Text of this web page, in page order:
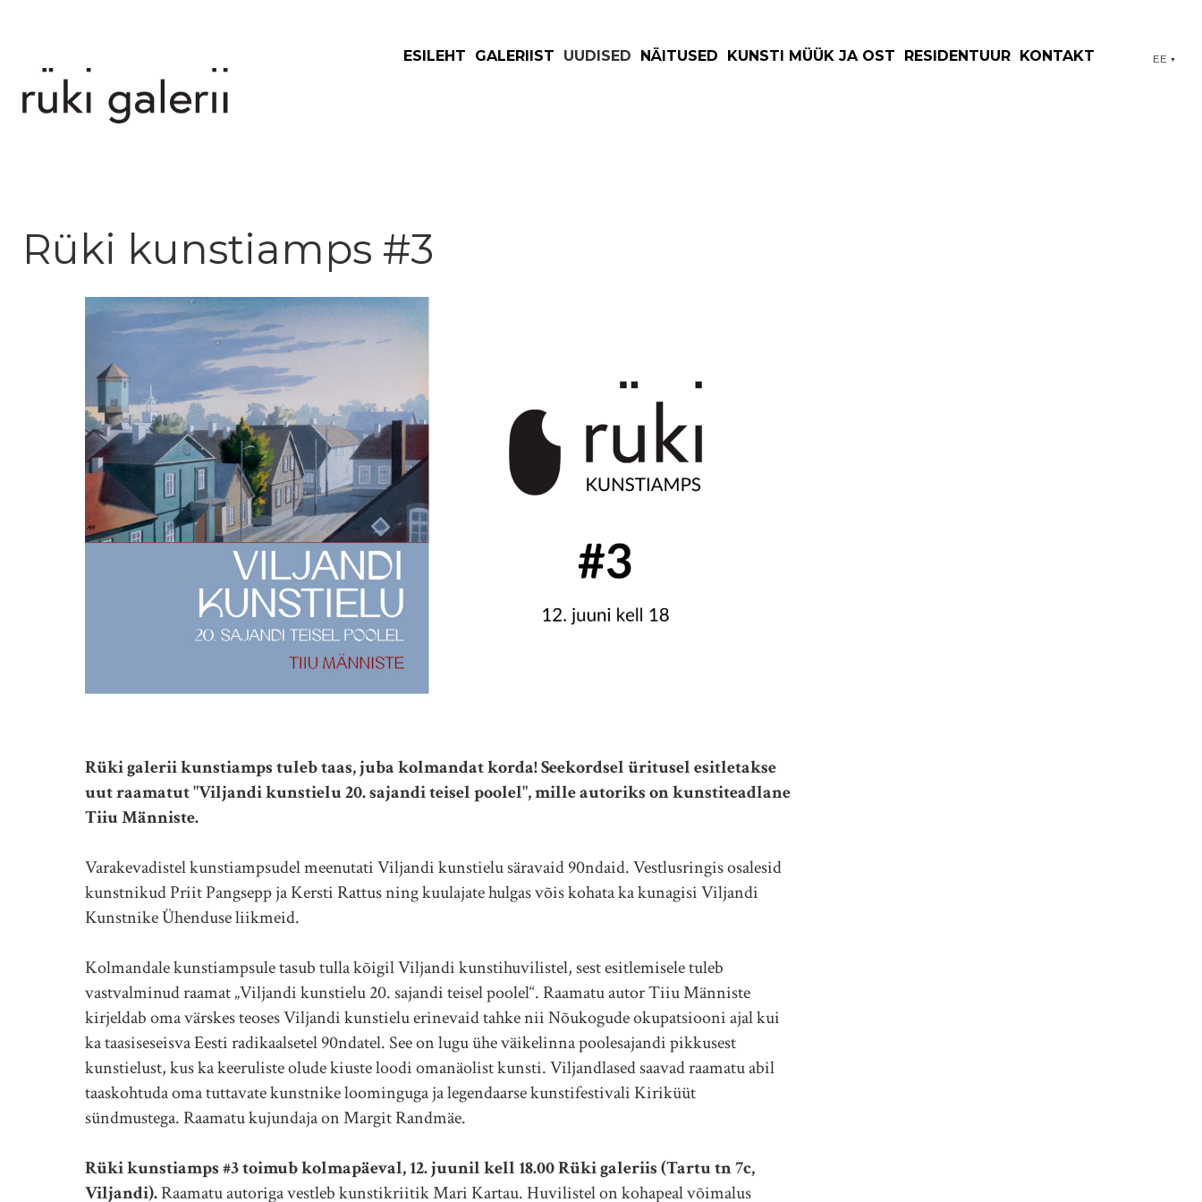
ESILEHT GALERIIST UUDISED NÄITUSED KUNSTI MÜÜK JA OST RESIDENTUUR KONTAKT EE ▼
Rüki kunstiamps #3
Rüki galerii kunstiamps tuleb taas, juba kolmandat korda! Seekordsel üritusel esitletakse
uut raamatut "Viljandi kunstielu 20. sajandi teisel poolel", mille autoriks on kunstiteadlane
Tiiu Männiste.
Varakevadistel kunstiampsudel meenutati Viljandi kunstielu säravaid 90ndaid. Vestlusringis osalesid
kunstnikud Priit Pangsepp ja Kersti Rattus ning kuulajate hulgas võis kohata ka kunagisi Viljandi
Kunstnike Ühenduse liikmeid.
Kolmandale kunstiampsule tasub tulla kõigil Viljandi kunstihuvilistel, sest esitlemisele tuleb
vastvalminud raamat „Viljandi kunstielu 20. sajandi teisel poolel“. Raamatu autor Tiiu Männiste
kirjeldab oma värskes teoses Viljandi kunstielu erinevaid tahke nii Nõukogude okupatsiooni ajal kui
ka taasiseseisva Eesti radikaalsetel 90ndatel. See on lugu ühe väikelinna poolesajandi pikkusest
kunstielust, kus ka keeruliste olude kiuste loodi omanäolist kunsti. Viljandlased saavad raamatu abil
taaskohtuda oma tuttavate kunstnike loominguga ja legendaarse kunstifestivali Kiriküüt
sündmustega. Raamatu kujundaja on Margit Randmäe.
Rüki kunstiamps #3 toimub kolmapäeval, 12. juunil kell 18.00 Rüki galeriis (Tartu tn 7c,
Viljandi).Raamatu autoriga vestleb kunstikriitik Mari Kartau. Huvilistel on kohapeal võimalus